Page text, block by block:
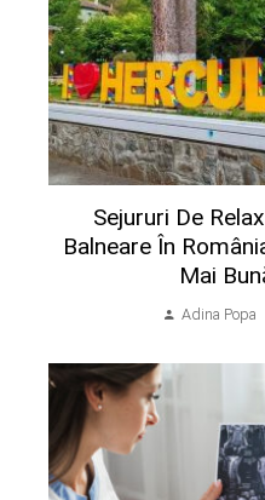
Sejururi De
Balneare În
Mai
Adina Popa